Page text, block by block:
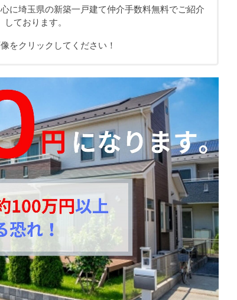
に埼玉県の新築一戸建て仲介手数料無料でご紹介
しております。
をクリックしてください！